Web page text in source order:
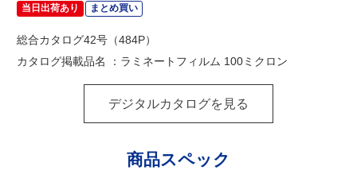
当日出荷あり まとめ買い
総合カタログ42号（484P）
カタログ掲載品名 ：ラミネートフィルム 100ミクロン
デジタルカタログを見る
商品スペック